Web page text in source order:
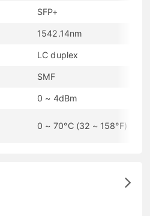
SFP+
1542.14nm
LC duplex
SMF
0 ~ 4dBm
0 ~ 70°C (32 ~ 158°F)